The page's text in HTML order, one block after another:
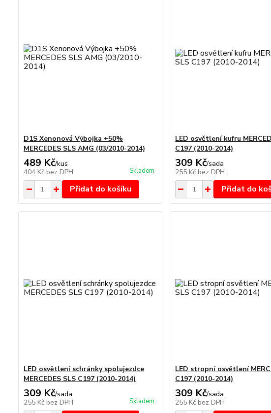
D1S Xenonová Výbojka +50%
MERCEDES SLS AMG (03/2010-2014)
489 Kč/kus
404 Kč bez DPH Skladem
Přidat do košíku
LED osvětlení kufru
C197 (2010-2014)
309 Kč/sada
255 Kč bez DPH
Přidat do
LED osvětlení schránky spolujezdce
MERCEDES SLS C197 (2010-2014)
309 Kč/sada
255 Kč bez DPH Skladem
LED stropní osvětlení
C197 (2010-2014)
309 Kč/sada
255 Kč bez DPH